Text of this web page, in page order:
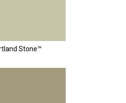
Stone™